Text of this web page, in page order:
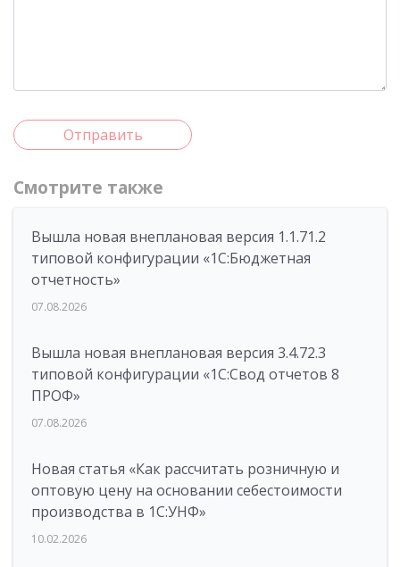
Отправить
Смотрите также
Вышла новая внеплановая версия 1.1.71.2
типовой конфигурации «1C:Бюджетная
отчетность»
07.08.2026
Вышла новая внеплановая версия 3.4.72.3
типовой конфигурации «1C:Свод отчетов 8
ПРОФ»
07.08.2026
Новая статья «Как рассчитать розничную и
оптовую цену на основании себестоимости
производства в 1С:УНФ»
10.02.2026